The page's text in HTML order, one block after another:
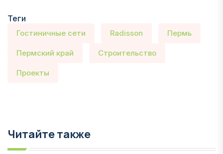
Теги
Гостиничные сети Radisson Пермь
Пермский край Строительство
Проекты
Читайте также